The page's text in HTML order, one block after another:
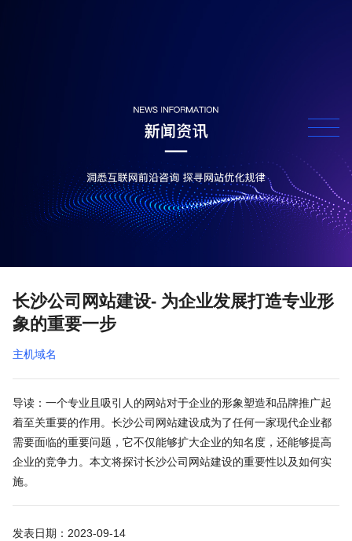
长沙公司网站建设- 为企业发展打造专业形
象的重要一步
主机域名
导读：一个专业且吸引人的网站对于企业的形象塑造和品牌推广起
着至关重要的作用。长沙公司网站建设成为了任何一家现代企业都
需要面临的重要问题，它不仅能够扩大企业的知名度，还能够提高
企业的竞争力。本文将探讨长沙公司网站建设的重要性以及如何实
施。
发表日期：2023-09-14